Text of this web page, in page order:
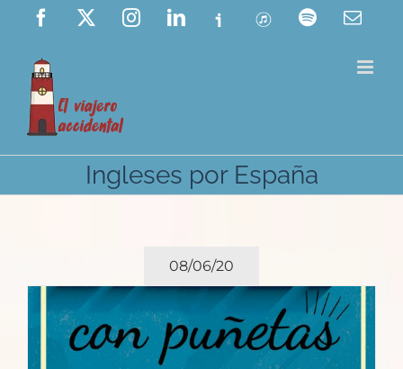
Saltar
contenido
Facebook InstagramLinkedIn
Ivoox ITunes Spotify
Ingleses por España
08/06/20